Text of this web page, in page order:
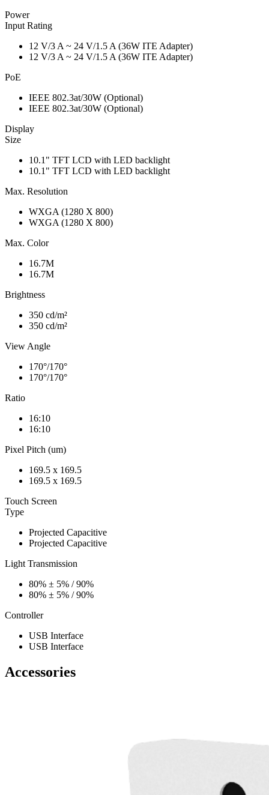
Power
Input Rating
12 V/3 A ~ 24 V/1.5 A (36W ITE Adapter)
12 V/3 A ~ 24 V/1.5 A (36W ITE Adapter)
PoE
IEEE 802.3at/30W (Optional)
IEEE 802.3at/30W (Optional)
Display
Size
10.1" TFT LCD with LED backlight
10.1" TFT LCD with LED backlight
Max. Resolution
WXGA (1280 X 800)
WXGA (1280 X 800)
Max. Color
16.7M
16.7M
Brightness
350 cd/m²
350 cd/m²
View Angle
170°/170°
170°/170°
Ratio
16:10
16:10
Pixel Pitch (um)
169.5 x 169.5
169.5 x 169.5
Touch Screen
Type
Projected Capacitive
Projected Capacitive
Light Transmission
80% ± 5% / 90%
80% ± 5% / 90%
Controller
USB Interface
USB Interface
Accessories